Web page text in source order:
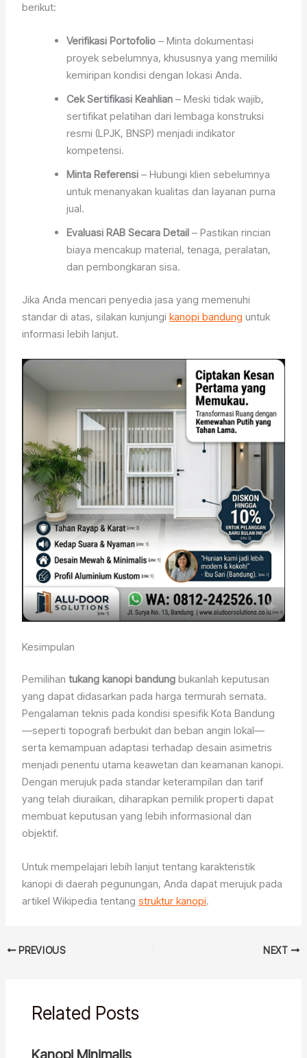
berikut:
Verifikasi Portofolio – Minta dokumentasi
proyek sebelumnya, khususnya yang memiliki
kemiripan kondisi dengan lokasi Anda.
Cek Sertifikasi Keahlian – Meski tidak wajib,
sertifikat pelatihan dari lembaga konstruksi
resmi (LPJK, BNSP) menjadi indikator
kompetensi.
Minta Referensi – Hubungi klien sebelumnya
untuk menanyakan kualitas dan layanan purna
jual.
Evaluasi RAB Secara Detail – Pastikan rincian
biaya mencakup material, tenaga, peralatan,
dan pembongkaran sisa.
Jika Anda mencari penyedia jasa yang memenuhi
standar di atas, silakan kunjungikanopi bandung untuk
informasi lebih lanjut.
Kesimpulan
Pemilihantukang kanopi bandung bukanlah keputusan
yang dapat didasarkan pada harga termurah semata.
Pengalaman teknis pada kondisi spesifik Kota Bandung
—seperti topografi berbukit dan beban angin lokal—
serta kemampuan adaptasi terhadap desain asimetris
menjadi penentu utama keawetan dan keamanan kanopi.
Dengan merujuk pada standar keterampilan dan tarif
yang telah diuraikan, diharapkan pemilik properti dapat
membuat keputusan yang lebih informasional dan
objektif.
Untuk mempelajari lebih lanjut tentang karakteristik
kanopi di daerah pegunungan, Anda dapat merujuk pada
artikel Wikipedia tentangstruktur kanopi.
PREVIOUS NEXT
Related Posts
Kanopi Minimalis